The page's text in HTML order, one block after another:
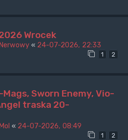
Wrocek
Nerwowy « 24-07-2026, 22:33
1 2
Sworn Enemy, Vio-
traska 20-
« 24-07-2026, 08:49
1 2